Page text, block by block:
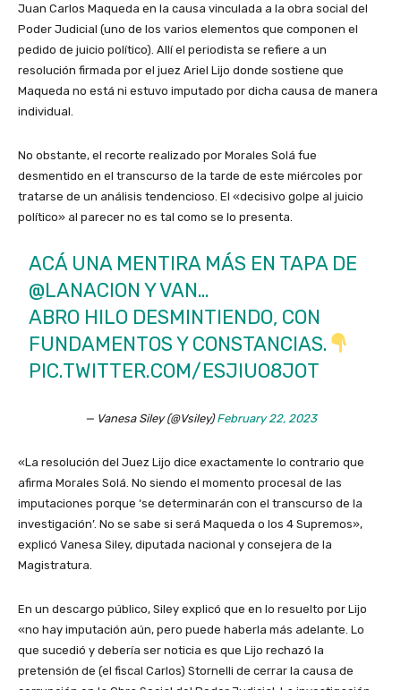
Juan Carlos Maqueda en la causa vinculada a la obra social del
Poder Judicial (uno de los varios elementos que componen el
pedido de juicio político). Allí el periodista se refiere a un
resolución firmada por el juez Ariel Lijo donde sostiene que
Maqueda no está ni estuvo imputado por dicha causa de manera
individual.
No obstante, el recorte realizado por Morales Solá fue
desmentido en el transcurso de la tarde de este miércoles por
tratarse de un análisis tendencioso. El «decisivo golpe al juicio
político» al parecer no es tal como se lo presenta.
ACÁ UNA MENTIRA MÁS EN TAPA DE
@LANACIONY VAN…
ABRO HILO DESMINTIENDO, CON
FUNDAMENTOS Y CONSTANCIAS.
PIC.TWITTER.COM/ESJIUO8JOT
— Vanesa Siley (@Vsiley)February 22, 2023
«La resolución del Juez Lijo dice exactamente lo contrario que
afirma Morales Solá. No siendo el momento procesal de las
imputaciones porque ‘se determinarán con el transcurso de la
investigación’. No se sabe si será Maqueda o los 4 Supremos»,
explicó Vanesa Siley, diputada nacional y consejera de la
Magistratura.
En un descargo público, Siley explicó que en lo resuelto por Lijo
«no hay imputación aún, pero puede haberla más adelante. Lo
que sucedió y debería ser noticia es que Lijo rechazó la
pretensión de (el fiscal Carlos) Stornelli de cerrar la causa de